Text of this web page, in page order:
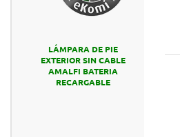
LÁMPARA DE PIE
EXTERIOR SIN CABLE
AMALFI BATERIA
RECARGABLE